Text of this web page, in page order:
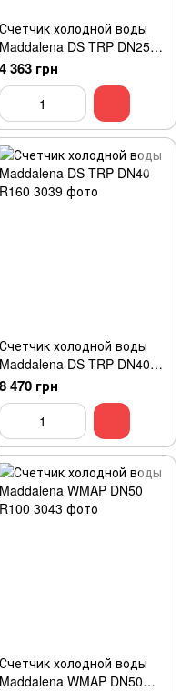
Счетчик холодной воды
Maddalena DS TRP DN25
R160
4 363 грн
Счетчик холодной воды
Maddalena DS TRP DN40
R160
8 470 грн
Счетчик холодной воды
Maddalena WMAP DN50